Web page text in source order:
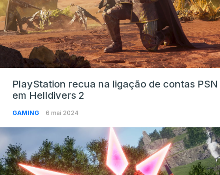
PlayStation recua na ligação de contas PSN
em Helldivers 2
GAMING 6 mai 2024